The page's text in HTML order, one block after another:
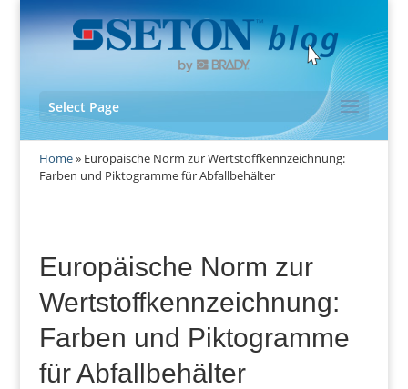
Select Page
Home» Europäische Norm zur Wertstoffkennzeichnung:
Farben und Piktogramme für Abfallbehälter
Europäische Norm zur
Wertstoffkennzeichnung:
Farben und Piktogramme
für Abfallbehälter